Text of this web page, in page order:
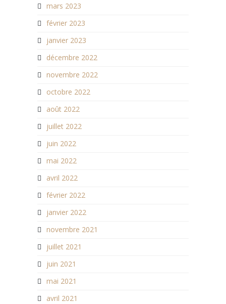
mars 2023
février 2023
janvier 2023
décembre 2022
novembre 2022
octobre 2022
août 2022
juillet 2022
juin 2022
mai 2022
avril 2022
février 2022
janvier 2022
novembre 2021
juillet 2021
juin 2021
mai 2021
avril 2021